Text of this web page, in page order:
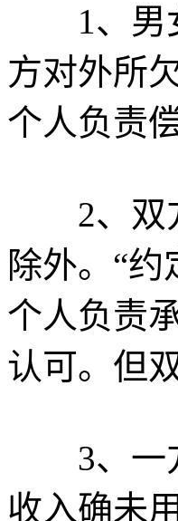
1、男女
方对外所
个人负责
2、双方
除外。“
个人负责
认可。但
3、一方
收入确未